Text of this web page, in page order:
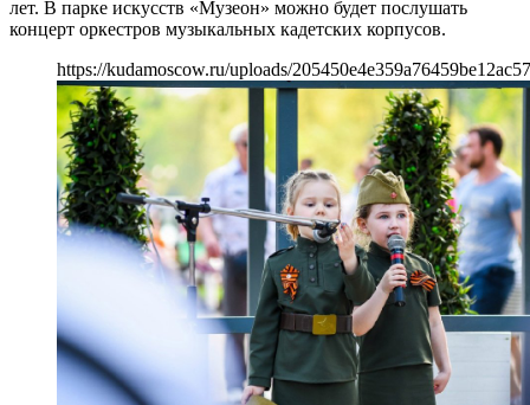
лет. В парке искусств «Музеон» можно будет послушать
концерт оркестров музыкальных кадетских корпусов.
https://kudamoscow.ru/uploads/